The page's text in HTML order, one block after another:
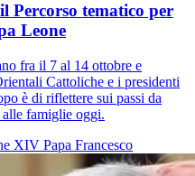
Percorso tematico per
Leone
fra il 7 al 14 ottobre e
Cattoliche e i presidenti
è di riflettere sui passi da
famiglie oggi.
XIV Papa Francesco